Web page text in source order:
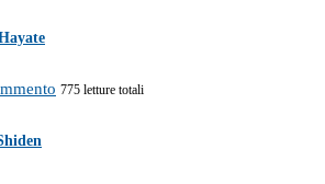
775 letture totali